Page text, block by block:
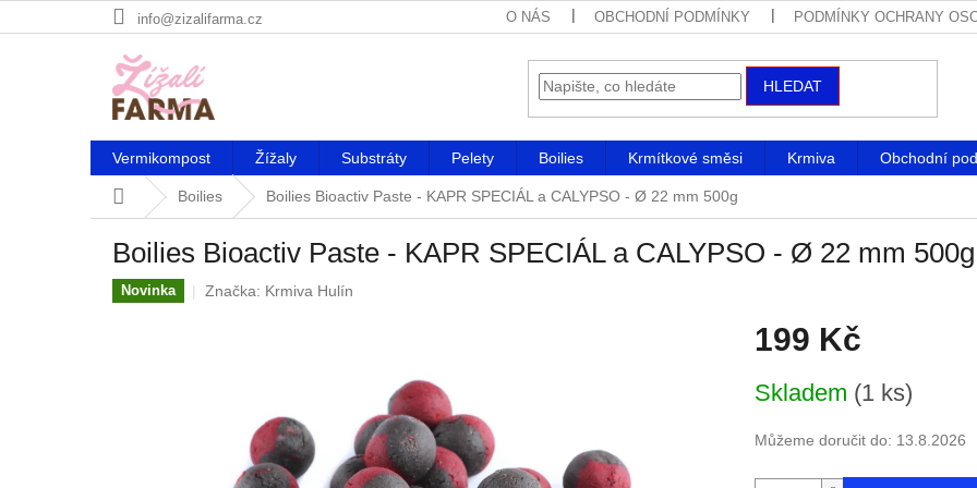
na
info@zizalifarma.cz O NÁS OBCHODNÍ PODMÍNKY PODMÍNKY OCHRANY
HLEDAT
Vermikompost Žížaly Substráty Pelety Boilies Krmítkové směsi Krmiva Obchodní
Domů Boilies Boilies Bioactiv Paste - KAPR SPECIÁL a CALYPSO - Ø 22 mm 500g
Boilies Bioactiv Paste - KAPR SPECIÁL a CALYPSO - Ø 22 mm 500g
Novinka Značka: Krmiva Hulín
199 Kč
cena:
Skladem (1 ks)
Můžeme doručit do: 13.8.2026